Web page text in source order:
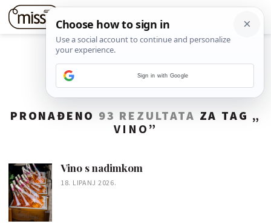
PRONAĐENO 93 REZULTATA ZA TAG „
VINO ”
Vino s nadimkom
18. LIPANJ 2026.
Sign in with Google